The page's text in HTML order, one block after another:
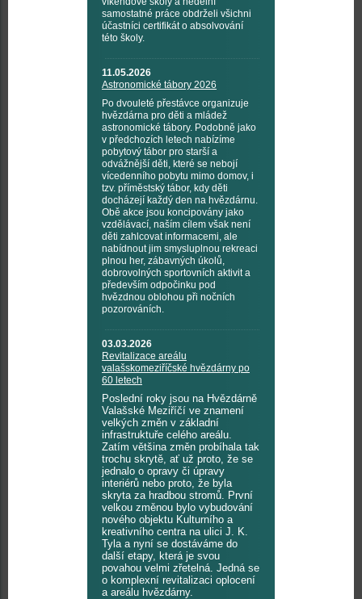
samostatné práce obdrželi všichni
účastníci certifikát o absolvování
této školy.
11.05.2026
Astronomické tábory 2026
Po dvouleté přestávce organizuje
hvězdárna pro děti a mládež
astronomické tábory. Podobně jako
v předchozích letech nabízíme
pobytový tábor pro starší a
odvážnější děti, které se nebojí
vícedenního pobytu mimo domov, i
tzv. příměstský tábor, kdy děti
docházejí každý den na hvězdárnu.
Obě akce jsou koncipovány jako
vzdělávací, naším cílem však není
děti zahlcovat informacemi, ale
nabídnout jim smysluplnou rekreaci
plnou her, zábavných úkolů,
dobrovolných sportovních aktivit a
především odpočinku pod
hvězdnou oblohou při nočních
pozorováních.
03.03.2026
Revitalizace areálu
valašskomeziříčské hvězdárny po
60 letech
Poslední roky jsou na Hvězdárně
Valašské Meziříčí ve znamení
velkých změn v základní
infrastruktuře celého areálu.
Zatím většina změn probíhala tak
trochu skrytě, ať už proto, že se
jednalo o opravy či úpravy
interiérů nebo proto, že byla
skryta za hradbou stromů. První
velkou změnou bylo vybudování
nového objektu Kulturního a
kreativního centra na ulici J. K.
Tyla a nyní se dostáváme do
další etapy, která je svou
povahou velmi zřetelná. Jedná se
o komplexní revitalizaci oplocení
a areálu hvězdárny.